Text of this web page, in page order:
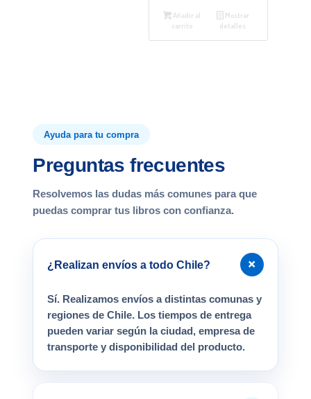
Añadir al
carrito
Mostrar
detalles
Ayuda para tu compra
Preguntas frecuentes
Resolvemos las dudas más comunes para que
puedas comprar tus libros con confianza.
¿Realizan envíos a todo Chile? +
Sí. Realizamos envíos a distintas comunas y
regiones de Chile. Los tiempos de entrega
pueden variar según la ciudad, empresa de
transporte y disponibilidad del producto.